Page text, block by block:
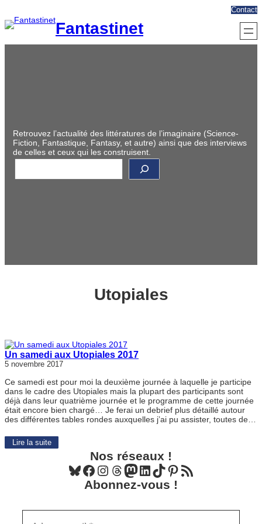
au
contenu
Fantastinet
Contact
Retrouvez l’actualité des littératures de l’imaginaire (Science-
Fiction, Fantastique, Fantasy, et autre) ainsi que des interviews
de celles et ceux qui les construisent.
R
c
Utopiales
Un samedi aux Utopiales 2017
5 novembre 2017
Ce samedi est pour moi la deuxième journée à laquelle je participe
dans le cadre des Utopiales mais la plupart des participants sont
déjà dans leur quatrième journée et le programme de cette journée
était encore bien chargé… Je ferai un debrief plus détaillé autour
des différentes tables rondes auxquelles j’ai pu assister, toutes de…
Lire la suite
Nos réseaux !
Bluesky Facebook Instagram Threads Mastodon LinkedIn TikTok Pinterest Flux RSS
Abonnez-vous !